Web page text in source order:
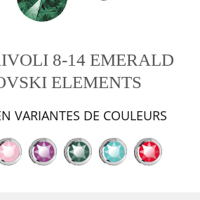
8-14 EMERALD
ELEMENTS
VARIANTES DE COULEURS